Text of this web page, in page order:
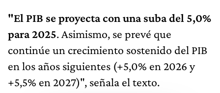
"El PIB se proyecta con una suba del 5,0%
para 2025. Asimismo, se prevé que
continúe un crecimiento sostenido del PIB
en los años siguientes (+5,0% en 2026 y
+5,5% en 2027)", señala el texto.